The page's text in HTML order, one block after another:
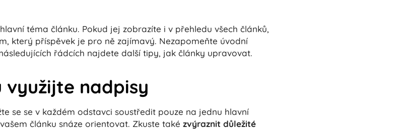
téma článku. Pokud jej zobrazíte i v přehledu všech článků,
který příspěvek je pro ně zajímavý. Nezapomeňte úvodní
řádcích najdete další tipy, jak články upravovat.
využijte nadpisy
se se v každém odstavci soustředit pouze na jednu hlavní
článku snáze orientovat. Zkuste také zvýraznit důležité